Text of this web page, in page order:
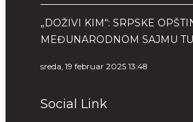
„DOŽIVI KIM“: SRPSKE
MEĐUNARODNOM SAJMU
sreda, 19 februar 2025 13:48
Social Link